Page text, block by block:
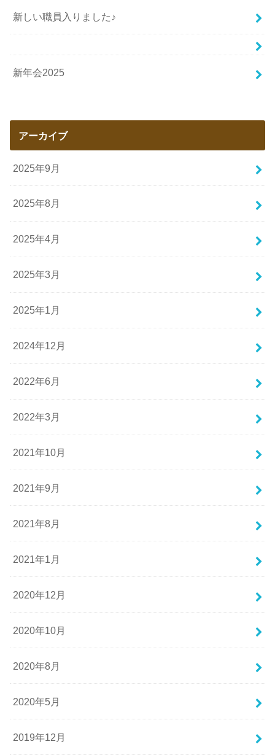
新しい職員入りました♪
新年会2025
アーカイブ
2025年9月
2025年8月
2025年4月
2025年3月
2025年1月
2024年12月
2022年6月
2022年3月
2021年10月
2021年9月
2021年8月
2021年1月
2020年12月
2020年10月
2020年8月
2020年5月
2019年12月